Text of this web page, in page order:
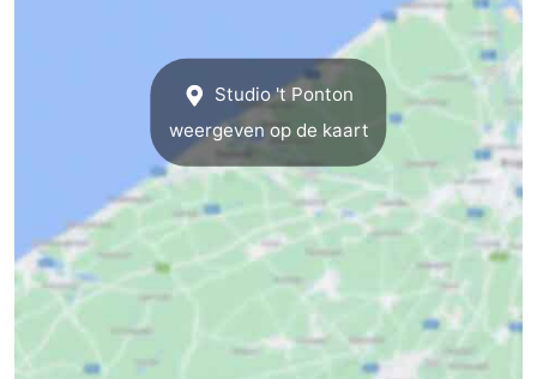
Panne
Natuur
Westhoek
Weer
Contact
Studio 't Ponton
weergeven op de kaart